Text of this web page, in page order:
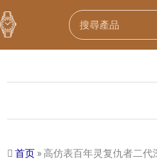
跳
至
内
Search
for:
首页 » 高仿表百年灵复仇者二代